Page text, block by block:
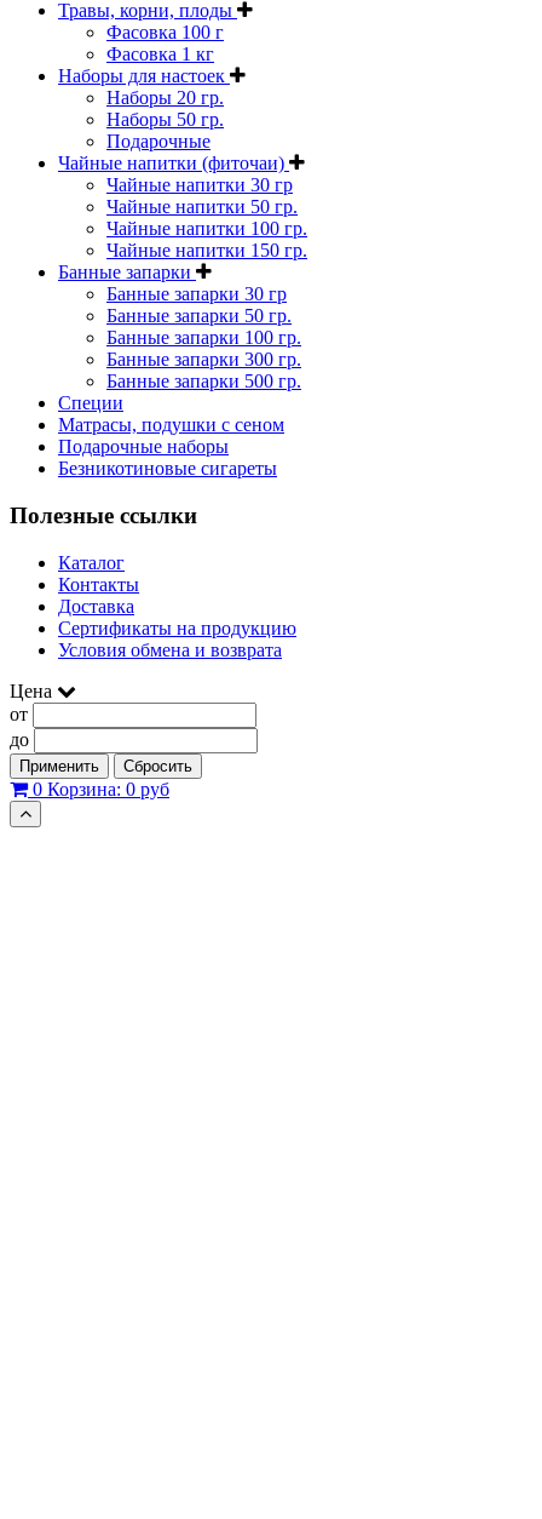
Травы, корни, плоды
Фасовка 100 г
Фасовка 1 кг
Наборы для настоек
Наборы 20 гр.
Наборы 50 гр.
Подарочные
Чайные напитки (фиточаи)
Чайные напитки 30 гр
Чайные напитки 50 гр.
Чайные напитки 100 гр.
Чайные напитки 150 гр.
Банные запарки
Банные запарки 30 гр
Банные запарки 50 гр.
Банные запарки 100 гр.
Банные запарки 300 гр.
Банные запарки 500 гр.
Специи
Матрасы, подушки с сеном
Подарочные наборы
Безникотиновые сигареты
Полезные ссылки
Каталог
Контакты
Доставка
Сертификаты на продукцию
Условия обмена и возврата
Цена
от
до
Применить Сбросить
0 Корзина: 0 руб